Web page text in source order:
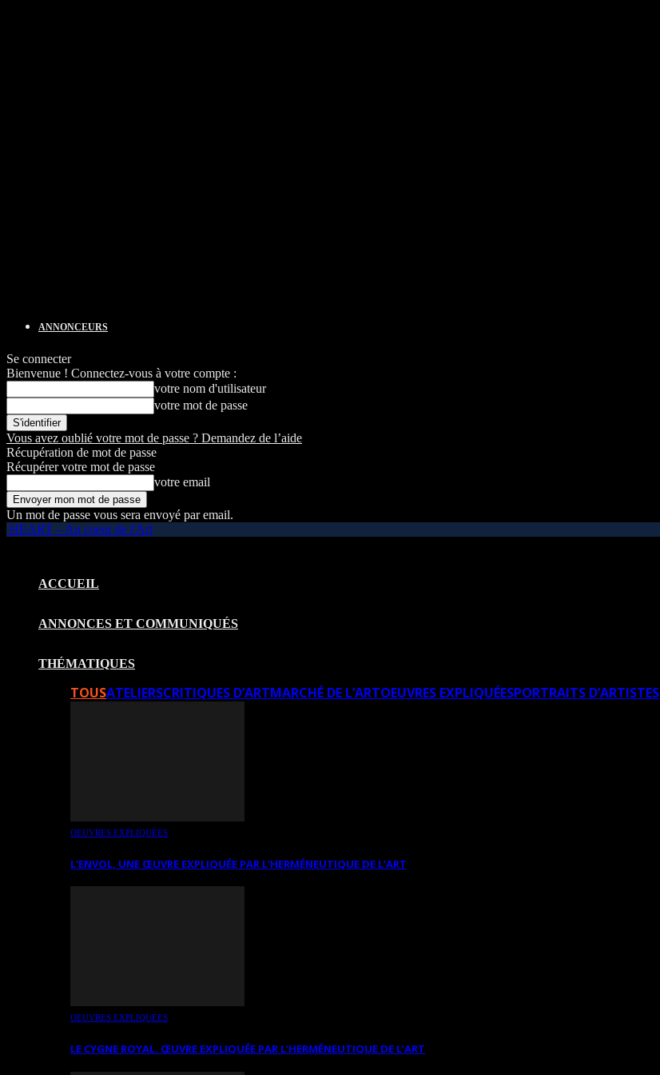
ANNONCEURS
Se connecter
Bienvenue ! Connectez-vous à votre compte :
votre nom d'utilisateur
votre mot de passe
Vous avez oublié votre mot de passe ? Demandez de l’aide
Récupération de mot de passe
Récupérer votre mot de passe
votre email
Un mot de passe vous sera envoyé par email.
HEART – Au coeur de l'Art
ACCUEIL
ANNONCES ET COMMUNIQUÉS
THÉMATIQUES
TOUSATELIERSCRITIQUES D’ARTMARCHÉ DE L’ARTOEUVRES EXPLIQUÉESPORTRAITS D’ARTISTES
OEUVRES EXPLIQUÉES
L’ENVOL, UNE ŒUVRE EXPLIQUÉE PAR L’HERMÉNEUTIQUE DE L’ART
OEUVRES EXPLIQUÉES
LE CYGNE ROYAL. ŒUVRE EXPLIQUÉE PAR L’HERMÉNEUTIQUE DE L’ART